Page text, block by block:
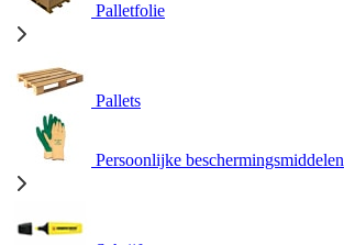
Palletfolie
Pallets
Persoonlijke beschermingsmiddelen